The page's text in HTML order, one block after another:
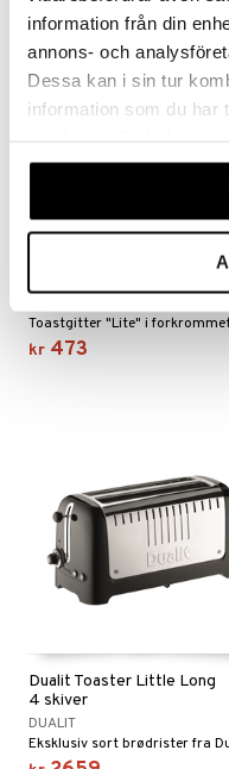
information från din
annons- och
Dessa kan i sin tur
information som du har
våra cookies vid
kr 473
Dualit Toaster Little Long
4 skiver
DUALIT